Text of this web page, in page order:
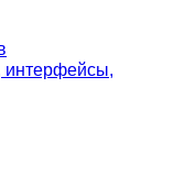
интерфейсы,